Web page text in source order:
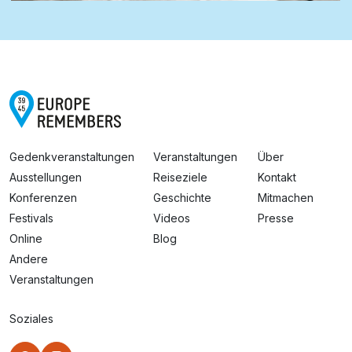
Gedenkveranstaltungen
Ausstellungen
Konferenzen
Festivals
Online
Andere
Veranstaltungen
Veranstaltungen
Reiseziele
Geschichte
Videos
Blog
Über
Kontakt
Mitmachen
Presse
Soziales